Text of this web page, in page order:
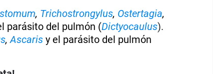
, Trichostrongylus, Ostertagia,
parásito del pulmón (Dictyocaulus).
,Ascaris y el parásito del pulmón